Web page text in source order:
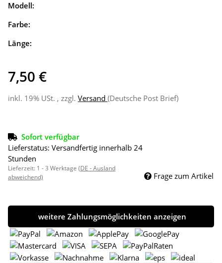
Modell:
Farbe:
Länge:
7,50 €
inkl. 19% USt. , zzgl. Versand (Deutsche Post Brief)
Sofort verfügbar
Lieferstatus: Versandfertig innerhalb 24
Stunden
Lieferzeit: 1 - 3 Werktage (DE - Ausland
abweichend)
Frage zum Artikel
weitere Zahlungsmöglichkeiten anzeigen